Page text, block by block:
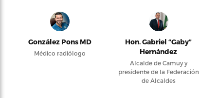
González Pons MD
Médico radiólogo
Hon. Gabriel “Gaby”
Hernández
Alcalde de Camuy y
presidente de la Federación
de Alcaldes